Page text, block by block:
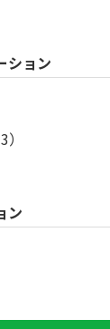
ション
ン